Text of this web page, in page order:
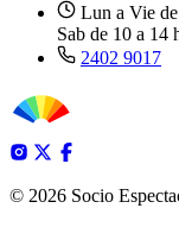
Lun a Vie
Sab de 10 a 14
2402 9017
© 2026 Socio